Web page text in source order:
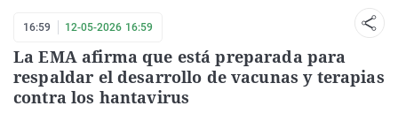
16:59 12-05-2026 16:59
La EMA afirma que está preparada para
respaldar el desarrollo de vacunas y terapias
contra los hantavirus